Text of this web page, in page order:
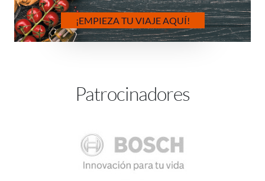
¡EMPIEZA TU VIAJE AQUÍ!
Patrocinadores